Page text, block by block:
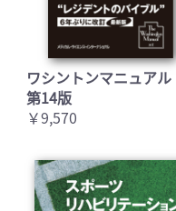
ワシントンマニュアル
第14版
￥9,570